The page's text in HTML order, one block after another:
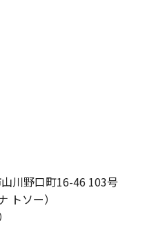
川野口町16-46 103号
トソー）